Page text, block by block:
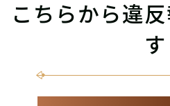
こちらから違
す